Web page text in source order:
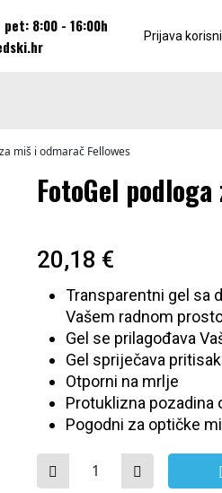
8:00 - 16:00h
Prijava
miš i odmarač Fellowes
FotoGel
20,18 €
Transparentni gel sa
Vašem radnom
Gel se prilagođava
Gel spriječava
Otporni na mrlje
Protuklizna pozadina
Pogodni za optičke
FotoGel podloga za